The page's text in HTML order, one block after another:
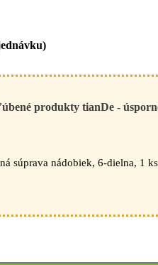
produkty tianDe -
súprava nádobiek, 6-dielna, 1
s prebiotikami, svieža vôňa